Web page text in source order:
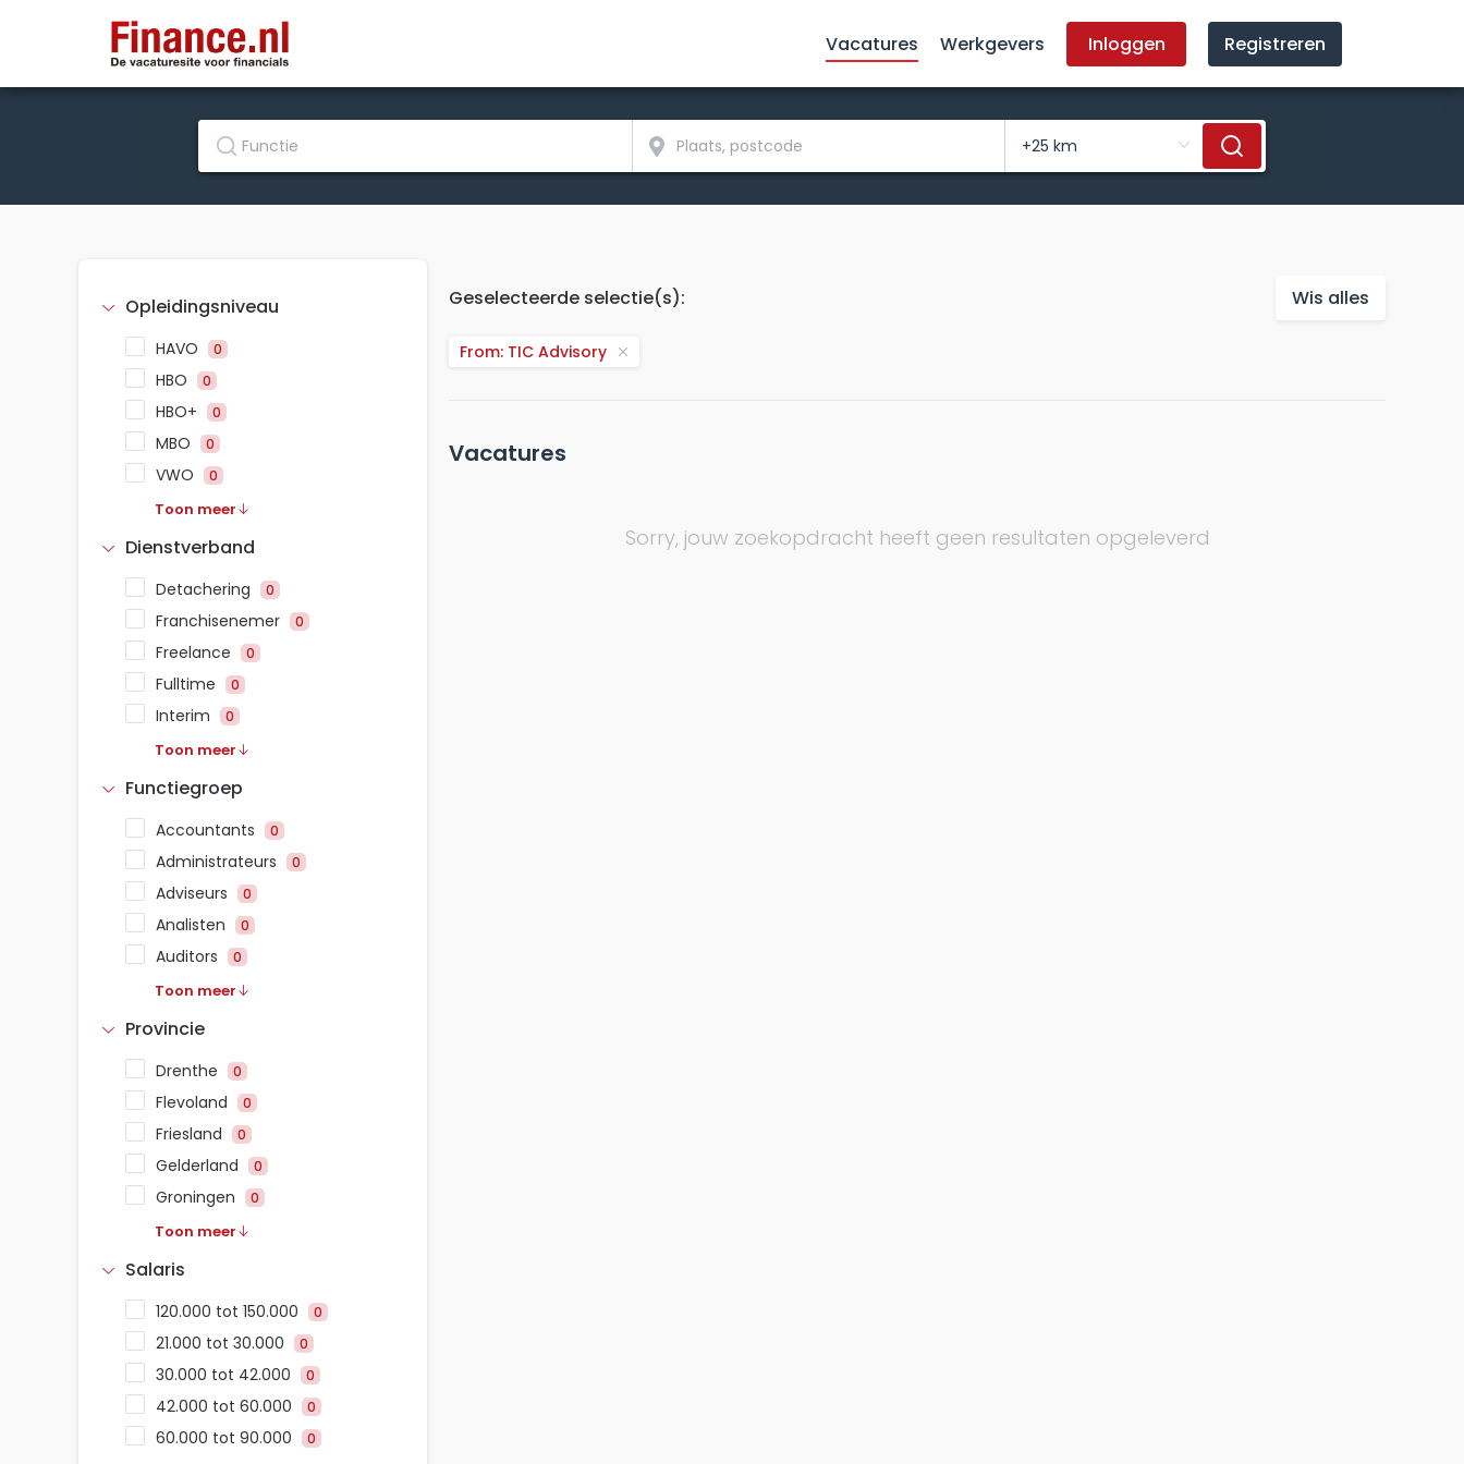
Vacatures Werkgevers Inloggen Registreren
Opleidingsniveau
HAVO 0
HBO 0
HBO+ 0
MBO 0
VWO 0
Toon meer
Dienstverband
Detachering 0
Franchisenemer 0
Freelance 0
Fulltime 0
Interim 0
Toon meer
Functiegroep
Accountants 0
Administrateurs 0
Adviseurs 0
Analisten 0
Auditors 0
Toon meer
Provincie
Drenthe 0
Flevoland 0
Friesland 0
Gelderland 0
Groningen 0
Toon meer
Salaris
120.000 tot 150.000 0
21.000 tot 30.000 0
30.000 tot 42.000 0
42.000 tot 60.000 0
60.000 tot 90.000 0
Geselecteerde selectie(s): Wis alles
From: TIC Advisory
Vacatures
Sorry, jouw zoekopdracht heeft geen resultaten opgeleverd